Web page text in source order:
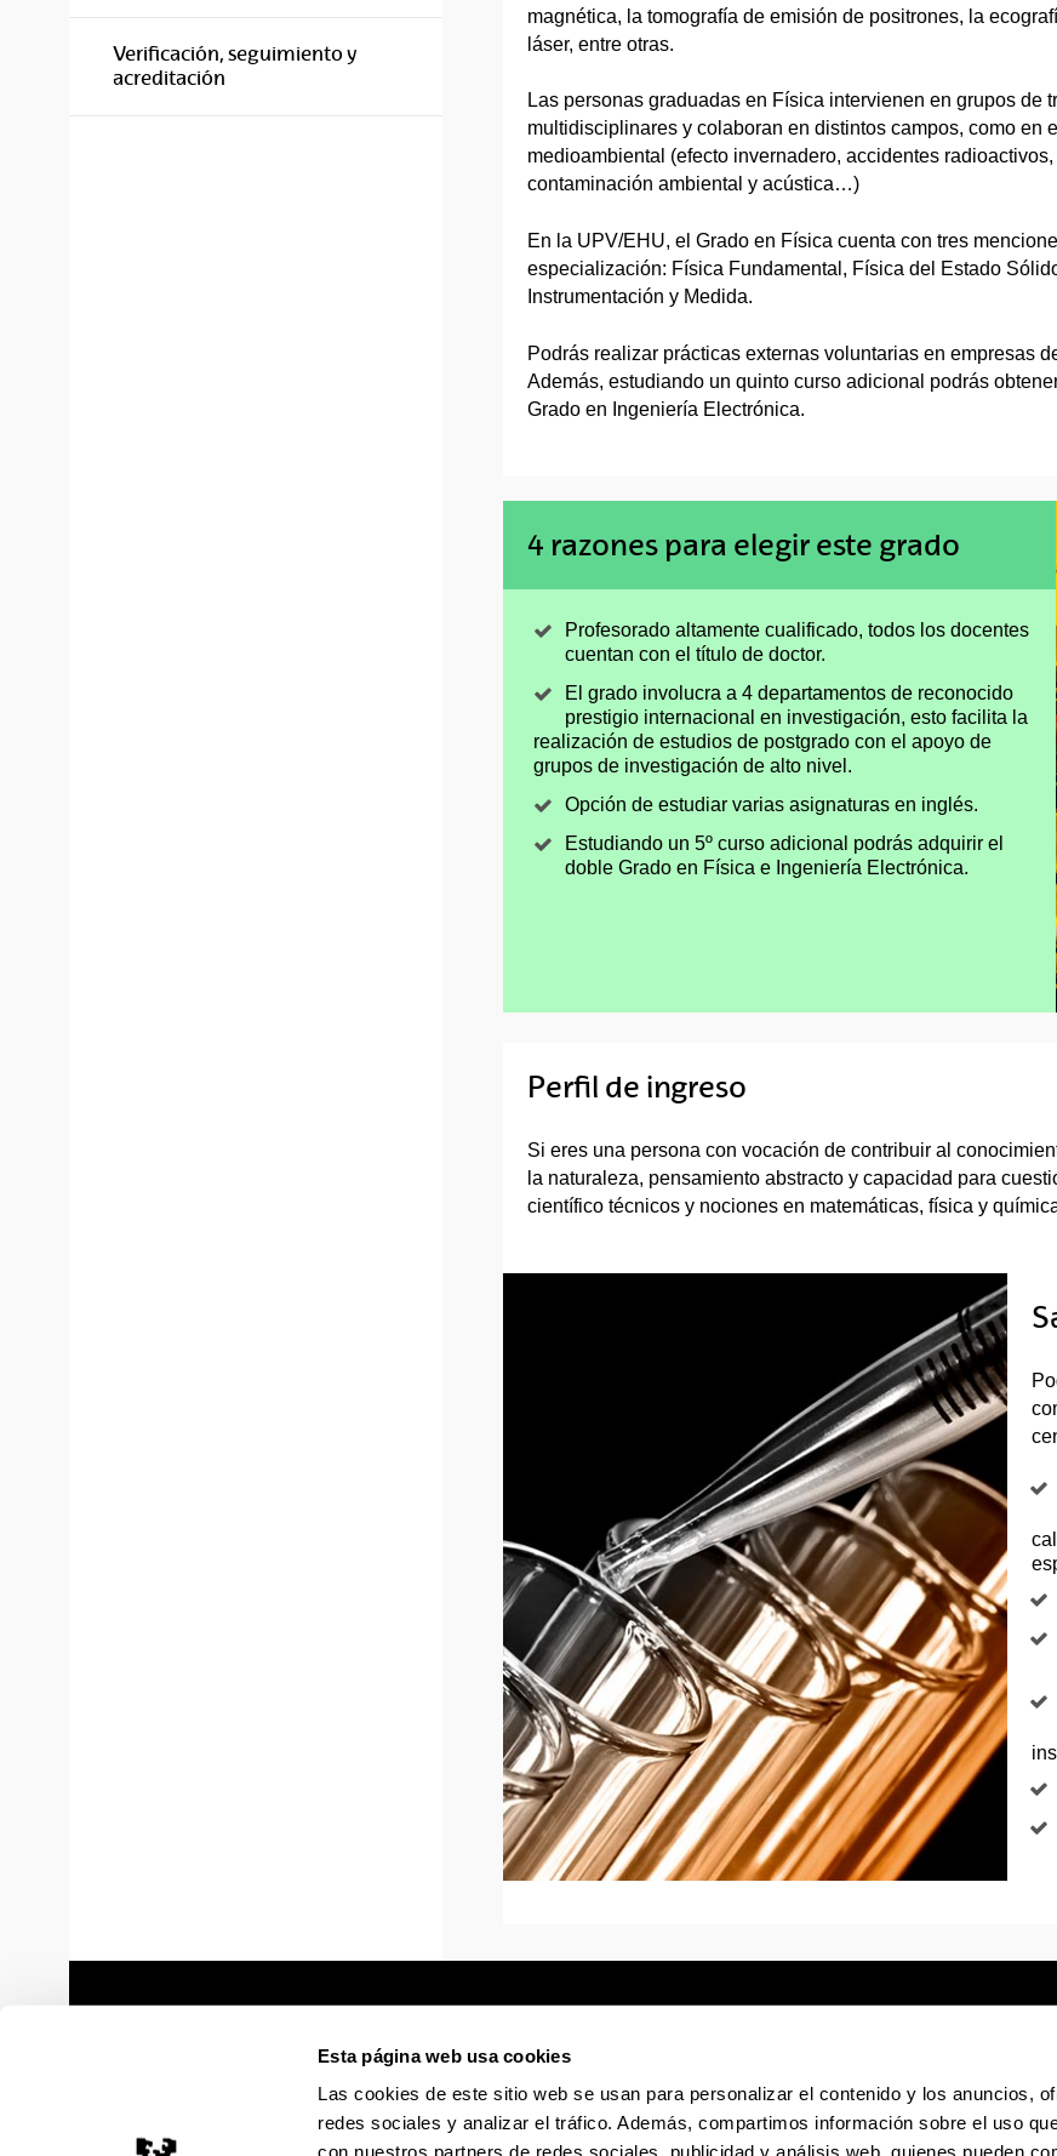
Esta página web usa cookies
Las cookies de este sitio web se usan para personalizar el contenido y los anuncios,
redes sociales y analizar el tráfico. Además, compartimos información sobre el uso
con nuestros partners de redes sociales, publicidad y análisis web, quienes pueden
Verificación, seguimiento y
acreditación
magnética, la tomografía de emisión de positrones, la
láser, entre otras.
Las personas graduadas en Física intervienen en grupos de
multidisciplinares y colaboran en distintos campos, como en el
medioambiental (efecto invernadero, accidentes radioactivos,
contaminación ambiental y acústica…)
En la UPV/EHU, el Grado en Física cuenta con tres
especialización: Física Fundamental, Física del Estado
Instrumentación y Medida.
Podrás realizar prácticas externas voluntarias en empresas
Además, estudiando un quinto curso adicional podrás
Grado en Ingeniería Electrónica.
4 razones para elegir este grado
Profesorado altamente cualificado, todos los docentes
cuentan con el título de doctor.
El grado involucra a 4 departamentos de reconocido
prestigio internacional en investigación, esto facilita la
realización de estudios de postgrado con el apoyo de
grupos de investigación de alto nivel.
Opción de estudiar varias asignaturas en inglés.
Estudiando un 5º curso adicional podrás adquirir el
doble Grado en Física e Ingeniería Electrónica.
Perfil de ingreso
Si eres una persona con vocación de contribuir al
la naturaleza, pensamiento abstracto y capacidad para
científico técnicos y nociones en matemáticas, física y
Sede electrónica Accesibilidad